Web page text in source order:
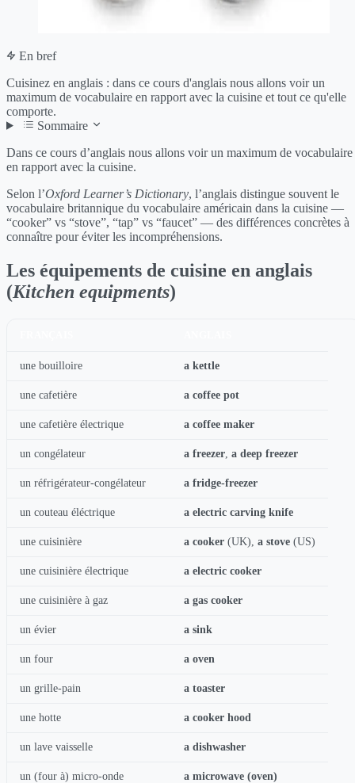
En bref
Cuisinez en anglais : dans ce cours d'anglais nous allons voir un
maximum de vocabulaire en rapport avec la cuisine et tout ce qu'elle
comporte.
Sommaire
Dans ce cours d’anglais nous allons voir un maximum de vocabulaire
en rapport avec la cuisine.
Selon l’Oxford Learner’s Dictionary, l’anglais distingue souvent le
vocabulaire britannique du vocabulaire américain dans la cuisine —
“cooker” vs “stove”, “tap” vs “faucet” — des différences concrètes à
connaître pour éviter les incompréhensions.
Les équipements de cuisine en anglais
(Kitchen equipments)
une bouilloire a kettle
une cafetière a coffee pot
une cafetière électrique a coffee maker
un congélateur a freezer a deep freezer
un réfrigérateur-congélateur a fridge-freezer
un couteau éléctrique a electric carving knife
une cuisinière a cooker (UK), a stove (US)
une cuisinière électrique a electric cooker
une cuisinière à gaz a gas cooker
un évier a sink
un four a oven
un grille-pain a toaster
une hotte a cooker hood
un lave vaisselle a dishwasher
un (four à) micro-onde a microwave (oven)